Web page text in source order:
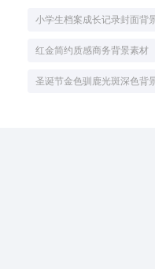
小学生档案成长记录封面背
红金简约质感商务背景素材
圣诞节金色驯鹿光斑深色背